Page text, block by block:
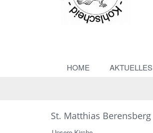
HOME AKTUELLES
St. Matthias Berensberg